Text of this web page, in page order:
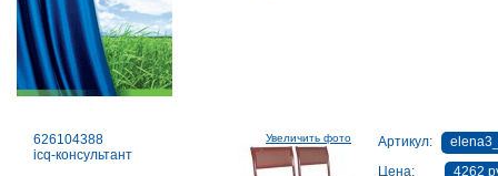
626104388
icq-консультант
Увеличить фото Артикул:
Цена:
4262